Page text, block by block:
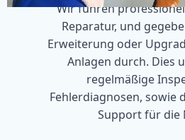
Wir führen
Reparatur, und
Erweiterung oder
Anlagen durch. Dies
regelmäßige
Fehlerdiagnosen, sowie
Support für die